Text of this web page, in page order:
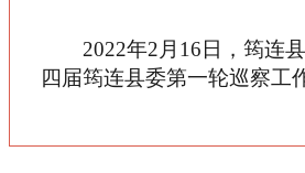
2022年2月16日，筠连
四届筠连县委第一轮巡察工